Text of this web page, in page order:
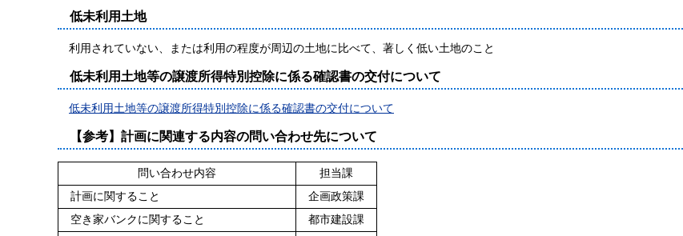
低未利用土地
利用されていない、または利用の程度が周辺の土地に比べて、著しく低い土地のこと
低未利用土地等の譲渡所得特別控除に係る確認書の交付について
低未利用土地等の譲渡所得特別控除に係る確認書の交付について
【参考】計画に関連する内容の問い合わせ先について
問い合わせ内容
担当課
計画に関すること
企画政策課
空き家バンクに関すること
都市建設課